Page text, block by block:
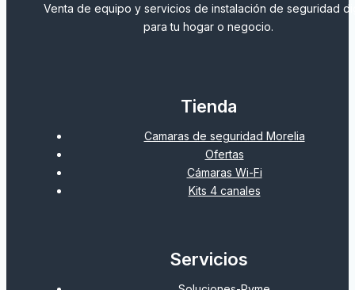
Venta de equipo y servicios de instalación de seguridad
para tu hogar o negocio.
Tienda
Camaras de seguridad Morelia
Ofertas
Cámaras Wi-Fi
Kits 4 canales
Servicios